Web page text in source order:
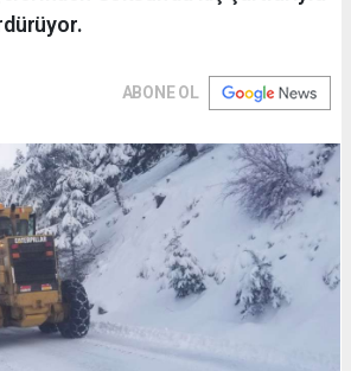
ABONE OL